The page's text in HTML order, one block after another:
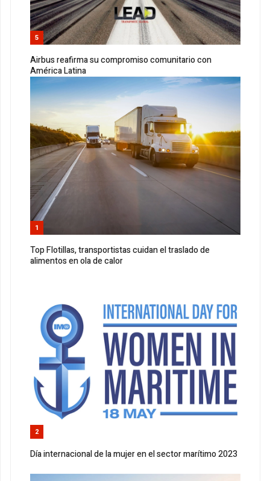
5
Airbus reafirma su compromiso comunitario con
América Latina
1
Top Flotillas, transportistas cuidan el traslado de
alimentos en ola de calor
2
Día internacional de la mujer en el sector marítimo 2023